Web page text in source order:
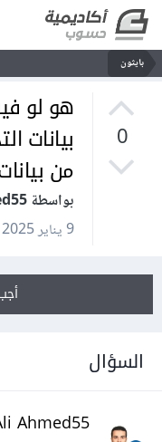
بايثون
0
هو لو
بيانات
من
بواسطة Ali Ahmed55
9 يناير 2025
السؤال
Ahmed55